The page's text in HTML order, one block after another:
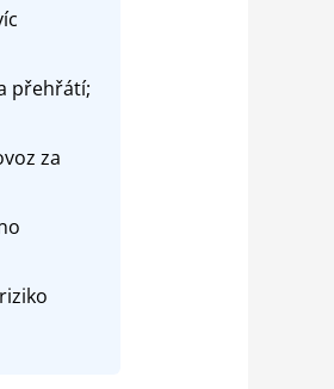
přehřátí;
za